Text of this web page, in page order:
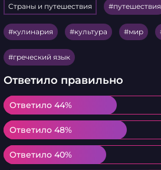
Страны и путешествия путешествия
кулинария культура мир
греческий язык
Ответило правильно
Ответило 44%
Ответило 44%
Ответило 48%
Ответило 48%
Ответило 40%
Ответило 40%